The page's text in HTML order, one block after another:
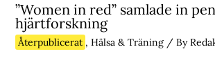
”Women in red” samlade in
hjärtforskning
Återpublicerat , Hälsa & Träning/ By